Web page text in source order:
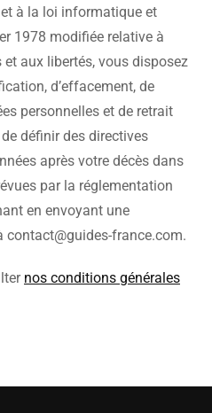
à la loi informatique et
1978 modifiée relative à
aux libertés, vous disposez
d’effacement, de
personnelles et de retrait
définir des directives
après votre décès dans
par la réglementation
en envoyant une
contact@guides-france.com.
nos conditions générales